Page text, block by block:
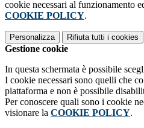
cookie necessari al funzionamento
COOKIE POLICY.
Personalizza Rifiuta tutti i cookies
Gestione cookie
In questa schermata è possibile
I cookie necessari sono quelli che
piattaforma e non è possibile
Per conoscere quali sono i cookie
visionare la COOKIE POLICY.